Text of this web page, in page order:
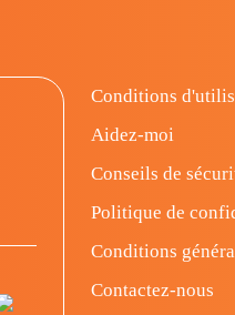
Conditions
Aidez-moi
Conseils de
Politique de
Conditions
Contactez-nous